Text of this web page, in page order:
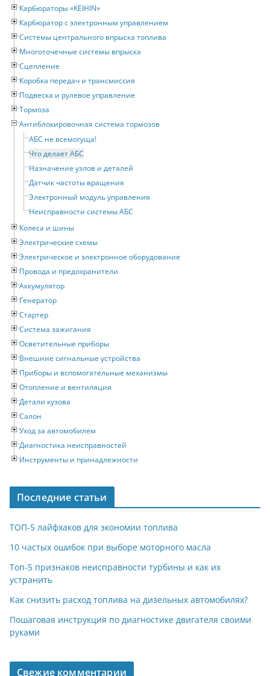
Карбюраторы «KEIHIN»
Карбюратор с электронным управлением
Системы центрального впрыска топлива
Многоточечные системы впрыска
Сцепление
Коробка передач и трансмиссия
Подвеска и рулевое управление
Тормоза
Антиблокировочная система тормозов
АБС не всемогуща!
Что делает АБС
Назначение узлов и деталей
Датчик частоты вращения
Электронный модуль управления
Неисправности системы АБС
Колеса и шины
Электрические схемы
Электрическое и электронное оборудование
Провода и предохранители
Аккумулятор
Генератор
Стартер
Система зажигания
Осветительные приборы
Внешние сигнальные устройства
Приборы и вспомогательные механизмы
Отопление и вентиляция
Детали кузова
Салон
Уход за автомобилем
Диагностика неисправностей
Инструменты и принадлежности
Последние статьи
ТОП-5 лайфхаков для экономии топлива
10 частых ошибок при выборе моторного масла
Топ-5 признаков неисправности турбины и как их
устранить
Как снизить расход топлива на дизельных автомобилях?
Пошаговая инструкция по диагностике двигателя своими
руками
Свежие комментарии